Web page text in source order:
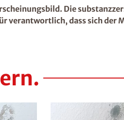
Die
verantwortlich, dass sich der